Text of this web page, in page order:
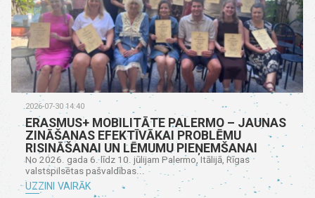
2026-07-30 14:40
ERASMUS+ MOBILITĀTE PALERMO – JAUNAS
ZINĀŠANAS EFEKTĪVĀKAI PROBLĒMU
RISINĀŠANAI UN LĒMUMU PIEŅEMŠANAI
No 2026. gada 6. līdz 10. jūlijam Palermo, Itālijā, Rīgas
valstspilsētas pašvaldības...
UZZINI VAIRĀK